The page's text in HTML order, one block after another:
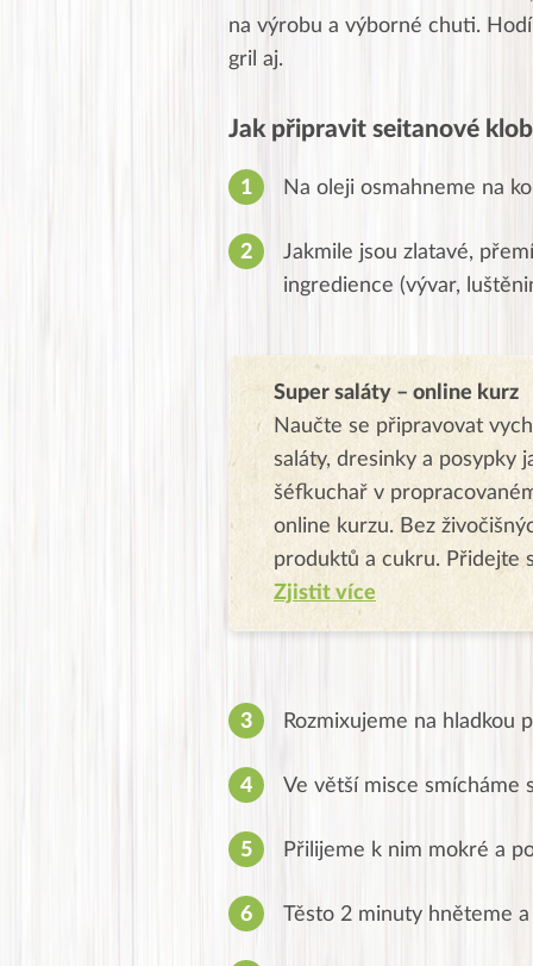
na výrobu a výborné chuti.
gril aj.
Jak připravit seitanové
Na oleji osmahneme na
Jakmile jsou zlatavé,
ingredience (vývar,
Super saláty – online kurz
Naučte se připravovat
saláty, dresinky a posypky
šéfkuchař v
online kurzu. Bez
produktů a cukru. Přidejte
Zjistit více
Rozmixujeme na hladkou
Ve větší misce smícháme
Přilijeme k nim mokré a
Těsto 2 minuty hněteme